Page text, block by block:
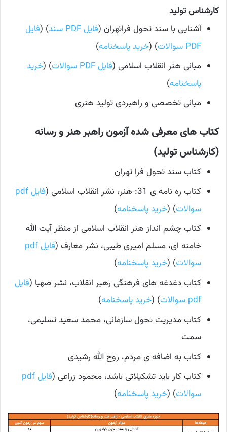
کارشناس تولید
آشنایی با سند تحول فراتهران (فایل PDF سند ) (فایل
PDF سوالات
) (خرید پاسخنامه)
مبانی هنر انقلاب اسلامی (فایل PDF سوالات ) (خرید
پاسخنامه)
مبانی تخصصی و راهبردی تولید هنری
کتاب های معرفی شده آزمون راهبر هنر و رسانه
(کارشناس تولید)
کتاب سند تحول فرا تهران
کتاب ره نامه ی 31: هنر، نشر انقلاب اسلامی (
فایل pdf
سوالات) (خرید پاسخنامه)
کتاب چشم انداز هنر انقلاب اسلامی از منظر آیت الله
خامنه ای، مسلم امیری طیبی، نشر معارف (
فایل pdf
سوالات) (خرید پاسخنامه)
کتاب دغدغه های فرهنگی رهبر انقلاب، نشر صهبا (فایل
pdf سوالات
) (خرید پاسخنامه)
کتاب مدیریت تحول سازمانی، محمد سعید تسلیمی،
سمت
کتاب به اضافه ی مردم، روح الله رشیدی
کتاب کار باید تشکیلاتی باشد، محمود زراعی (
فایل pdf
سوالات) (خرید پاسخنامه)